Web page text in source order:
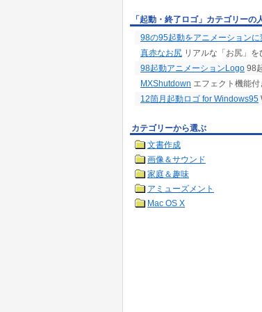
「起動・終了ロゴ」カテゴリーの
98の95起動をアニメーションに
真赤なお尻 リアルな「お尻」
98起動アニメーションLogo 98
MXShutdown エフェクト機能
12箇月起動ロゴ for Windows95
カテゴリーから選ぶ
文書作成
画像＆サウンド
家庭＆趣味
アミューズメント
Mac OS X